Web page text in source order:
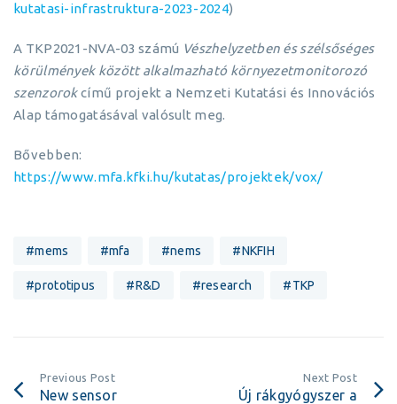
kutatasi-infrastruktura-2023-2024)
A TKP2021-NVA-03 számú Vészhelyzetben és szélsőséges
körülmények között alkalmazható környezetmonitorozó
szenzorokcímű projekt a Nemzeti Kutatási és Innovációs
Alap támogatásával valósult meg.
Bővebben:
https://www.mfa.kfki.hu/kutatas/projektek/vox/
#mems #mfa #nems #NKFIH
#prototipus #R&D #research #TKP
Previous Post
New sensor
Next Post
Új rákgyógyszer a